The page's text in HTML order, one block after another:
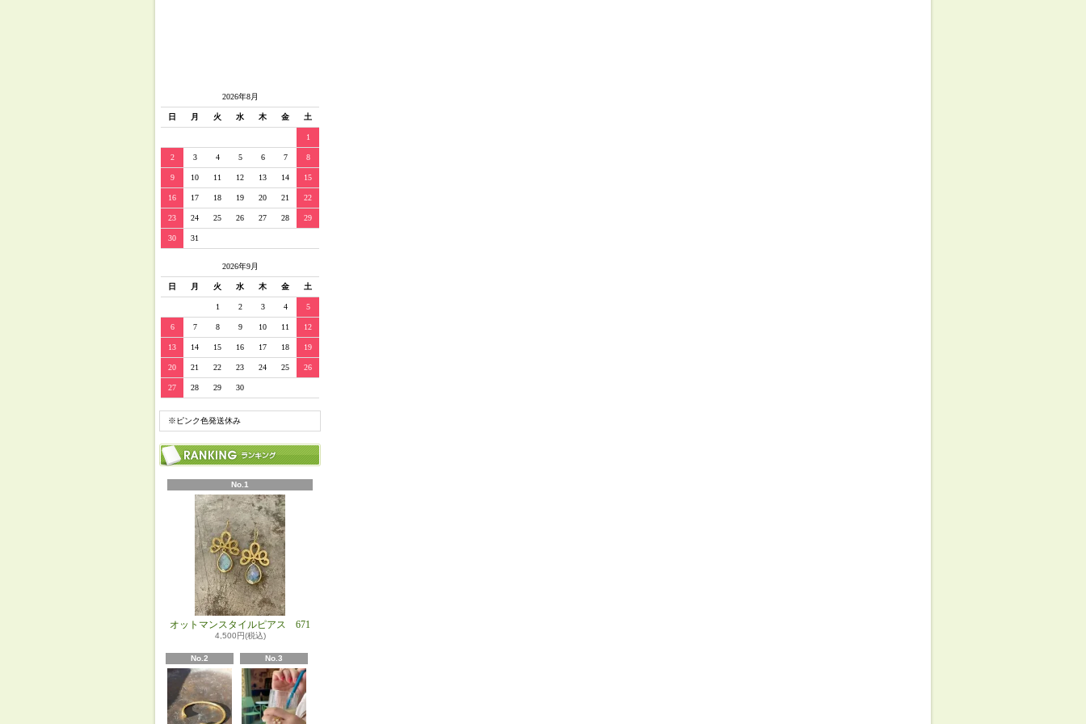
2026年8月
日 月 火 水 木 金 土
1
2 3 4 5 6 7 8
9 10 11 12 13 14 15
16 17 18 19 20 21 22
23 24 25 26 27 28 29
30 31
2026年9月
日 月 火 水 木 金 土
1 2 3 4 5
6 7 8 9 10 11 12
13 14 15 16 17 18 19
20 21 22 23 24 25 26
27 28 29 30
※ピンク色発送休み
No.1
オットマンスタイルピアス 671
4,500円(税込)
No.2 No.3